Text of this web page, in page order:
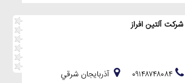
شرکت آلتین افراز
آذربايجان شرقي